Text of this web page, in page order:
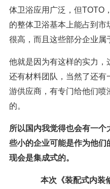
体卫浴应用广泛，但TOTO
的整体卫浴基本上能占到
很高，而且这些部分企业属
他就是因为有这样的实力
还有材料团队，当然了还
游供应商，有专门给他们喷
的。
所以国内我觉得也会有一
些小的企业可能是作为他们
现会是集成式的。
本次《装配式内装